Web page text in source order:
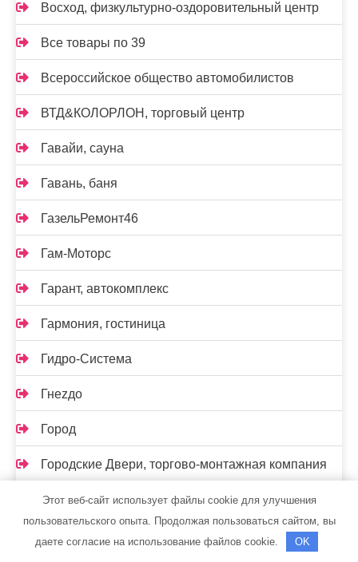
Восход, физкультурно-оздоровительный центр
Все товары по 39
Всероссийское общество автомобилистов
ВТД&КОЛОРЛОН, торговый центр
Гавайи, сауна
Гавань, баня
ГазельРемонт46
Гам-Моторс
Гарант, автокомплекс
Гармония, гостиница
Гидро-Система
Гнеzдо
Город
Городские Двери, торгово-монтажная компания
Гостилицы, СПА-центр
Этот веб-сайт использует файлы cookie для улучшения
пользовательского опыта. Продолжая пользоваться сайтом, вы
даете согласие на использование файлов cookie.
OK